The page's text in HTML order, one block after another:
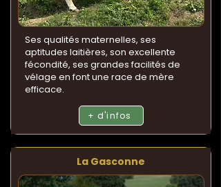
Ses qualités maternelles, ses
aptitudes laitières, son excellente
fécondité, ses grandes facilités de
vélage en font une race de mère
efficace.
+ d'infos
La Gasconne